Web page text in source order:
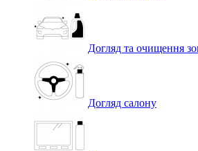
Догляд та очищення
Догляд салону